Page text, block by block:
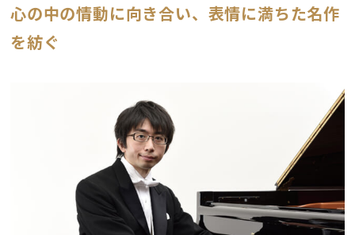
心の中の情動に向き合い、表情に満ちた名作
を紡ぐ